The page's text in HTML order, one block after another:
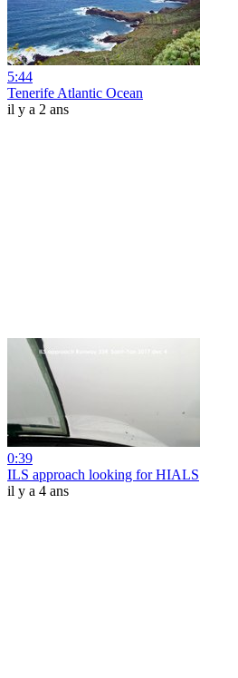
5:44
Tenerife Atlantic Ocean
il y a 2 ans
0:39
ILS approach looking for HIALS
il y a 4 ans